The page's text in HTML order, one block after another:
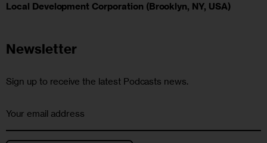
Local Development Corporation (Brooklyn, NY, USA)
Newsletter
Sign up to receive the latest Podcasts news.